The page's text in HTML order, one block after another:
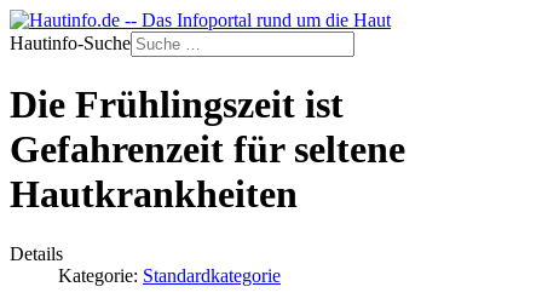
Hautinfo-Suche
Die Frühlingszeit ist
Gefahrenzeit für seltene
Hautkrankheiten
Details
Kategorie: Standardkategorie